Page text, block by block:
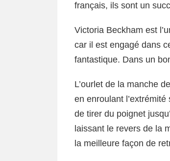
français, ils sont un
Victoria Beckham est
car il est engagé dans
fantastique. Dans un
L’ourlet de la manche
en enroulant
de tirer du poignet
laissant le revers de la
la meilleure façon de